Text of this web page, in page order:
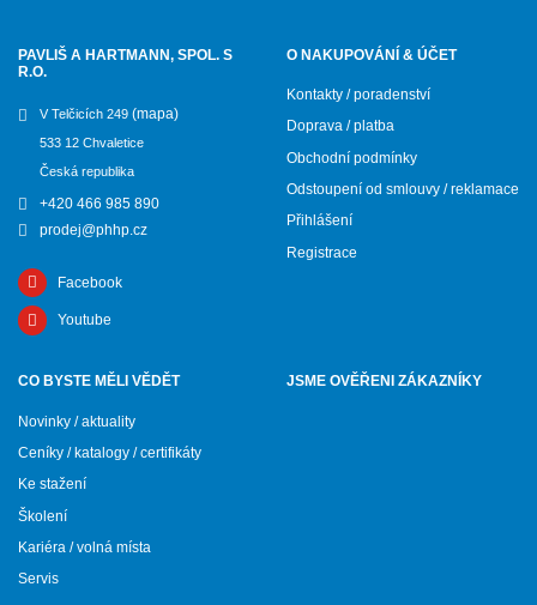
PAVLIŠ A HARTMANN, SPOL. S
R.O.
V Telčicích 249 (mapa)
533 12 Chvaletice
Česká republika
+420 466 985 890
prodej@phhp.cz
Facebook
Youtube
O NAKUPOVÁNÍ & ÚČET
Kontakty / poradenství
Doprava / platba
Obchodní podmínky
Odstoupení od smlouvy / reklamace
Přihlášení
Registrace
CO BYSTE MĚLI VĚDĚT
Novinky / aktuality
Ceníky / katalogy / certifikáty
Ke stažení
Školení
Kariéra / volná místa
Servis
JSME OVĚŘENI ZÁKAZNÍKY